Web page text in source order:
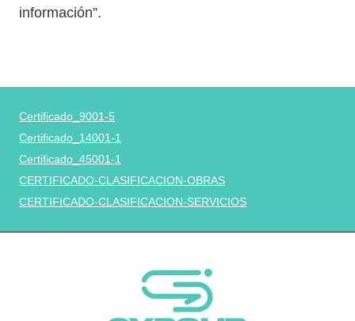
información”.
Certificado_9001-5
Certificado_14001-1
Certificado_45001-1
CERTIFICADO-CLASIFICACION-OBRAS
CERTIFICADO-CLASIFICACION-SERVICIOS